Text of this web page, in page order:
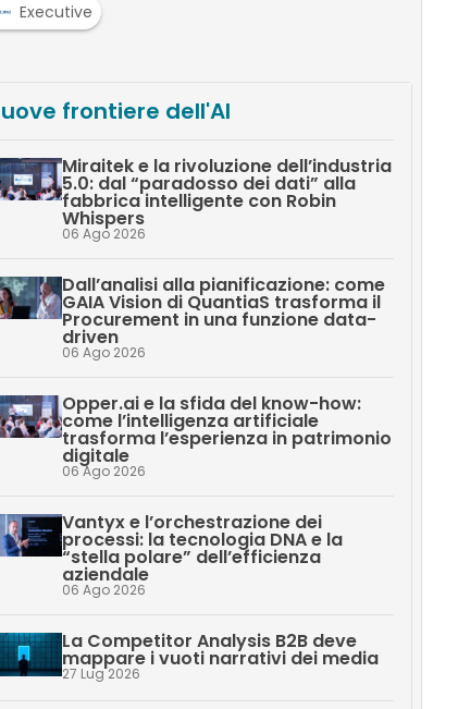
Executive
frontiere dell'AI
Miraitek e la rivoluzione dell’industria
5.0: dal “paradosso dei dati” alla
fabbrica intelligente con Robin
Whispers
06 Ago 2026
Dall’analisi alla pianificazione: come
GAIA Vision di QuantiaS trasforma il
Procurement in una funzione data-
driven
06 Ago 2026
Opper.ai e la sfida del know-how:
come l’intelligenza artificiale
trasforma l’esperienza in patrimonio
digitale
06 Ago 2026
Vantyx e l’orchestrazione dei
processi: la tecnologia DNA e la
“stella polare” dell’efficienza
aziendale
06 Ago 2026
La Competitor Analysis B2B deve
mappare i vuoti narrativi dei media
27 Lug 2026